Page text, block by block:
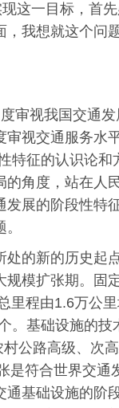
这一目标，首
我想就这个问
审视我国交通发
审视交通服务水
特征的认识论和
的角度，站在人
展的阶段性特
处的新的历史起
规模扩张期。固
里程由1.6万公里
。基础设施的技
公路高级、次
是符合世界交通
通基础设施的阶